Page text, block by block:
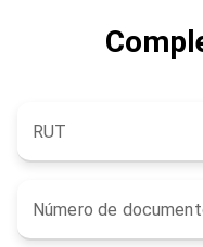
RUT
Número de